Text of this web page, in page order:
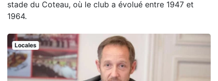
stade du Coteau, où le club a évolué entre 1947 et
1964.
Locales